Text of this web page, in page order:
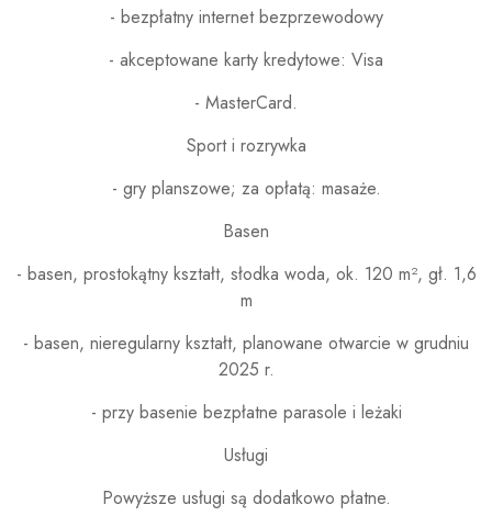
- bezpłatny internet bezprzewodowy
- akceptowane karty kredytowe: Visa
- MasterCard.
Sport i rozrywka
- gry planszowe; za opłatą: masaże.
Basen
- basen, prostokątny kształt, słodka woda, ok. 120 m², gł. 1,6
m
- basen, nieregularny kształt, planowane otwarcie w grudniu
2025 r.
- przy basenie bezpłatne parasole i leżaki
Usługi
Powyższe usługi są dodatkowo płatne.